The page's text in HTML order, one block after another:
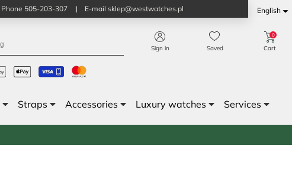
Phone 505-203-307 | E-mail sklep@westwatches.pl English
Sign in Saved
0
Cart
Straps Accessories Luxury watches Services